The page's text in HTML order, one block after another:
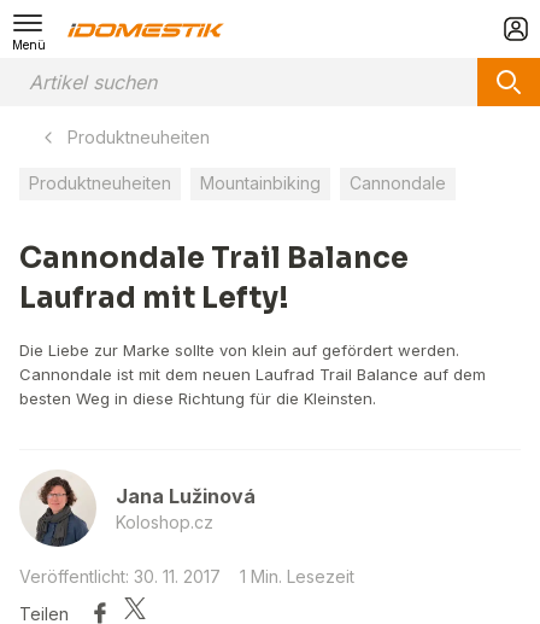
Menü
Produktneuheiten
Produktneuheiten Mountainbiking Cannondale
Cannondale Trail Balance
Laufrad mit Lefty!
Die Liebe zur Marke sollte von klein auf gefördert werden.
Cannondale ist mit dem neuen Laufrad Trail Balance auf dem
besten Weg in diese Richtung für die Kleinsten.
Jana Lužinová
Koloshop.cz
Veröffentlicht: 30. 11. 2017
1 Min. Lesezeit
Teilen